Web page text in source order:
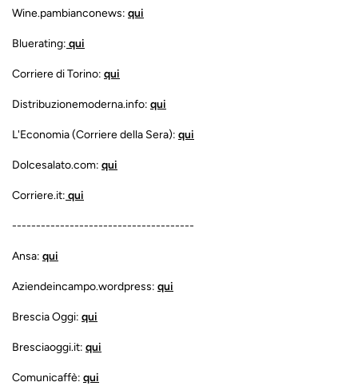
Wine.pambianconews: qui
Bluerating: qui
Corriere di Torino: qui
Distribuzionemoderna.info: qui
L'Economia (Corriere della Sera): qui
Dolcesalato.com: qui
Corriere.it: qui
--------------------------------------
Ansa: qui
Aziendeincampo.wordpress: qui
Brescia Oggi: qui
Bresciaoggi.it: qui
Comunicaffè: qui